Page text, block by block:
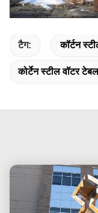
टैग: कॉर्टन
कोर्टेन स्टील वॉटर टेबल